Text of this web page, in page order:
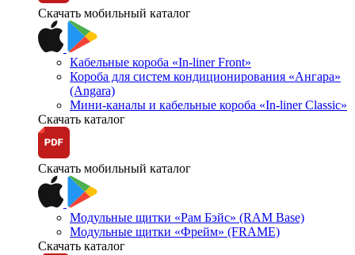
Скачать мобильный каталог
Кабельные короба «In-liner Front»
Короба для систем кондиционирования «Ангара»
(Angara)
Мини-каналы и кабельные короба «In-liner Classic»
Скачать каталог
Скачать мобильный каталог
Модульные щитки «Рам Бэйс» (RAM Base)
Модульные щитки «Фрейм» (FRAME)
Скачать каталог